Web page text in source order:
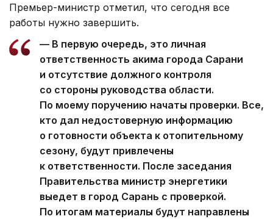
Премьер-министр отметил, что сегодня все
работы нужно завершить.
— В первую очередь, это личная
ответственность акима города Сарани
и отсутствие должного контроля
со стороны руководства области.
По моему поручению начаты проверки. Все,
кто дал недостоверную информацию
о готовности объекта к отопительному
сезону, будут привлечены
к ответственности. После заседания
Правительства министр энергетики
выедет в город Сарань с проверкой.
По итогам материалы будут направлены